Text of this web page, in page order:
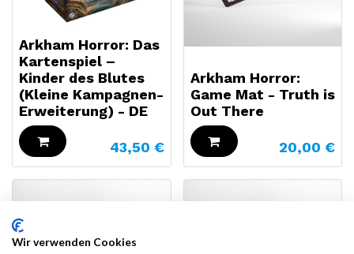
Arkham Horror: Das
Kartenspiel –
Kinder des Blutes
(Kleine Kampagnen-
Erweiterung) - DE
43,50 €
Arkham Horror:
Game Mat - Truth is
Out There
20,00 €
Wir verwenden Cookies